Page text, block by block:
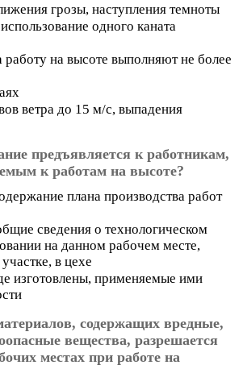
грозы, наступления темноты
одного каната
работу на высоте выполняют не более
ветра до 15 м/с, выпадения
предъявляется к работникам,
к работам на высоте?
плана производства работ
сведения о технологическом
на данном рабочем месте,
в цехе
изготовлены, применяемые ими
содержащих вредные,
вещества, разрешается
местах при работе на